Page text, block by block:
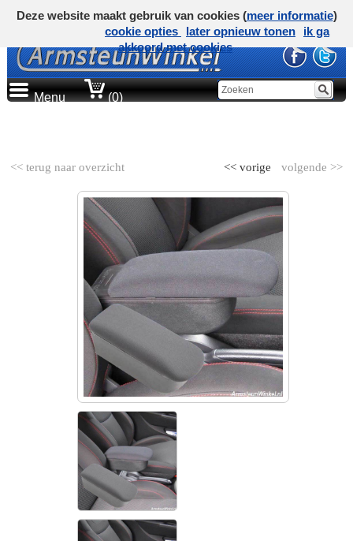
Menu (0)
<< terug naar overzicht volgende >>
<< vorige
Deze website maakt gebruik van cookies (meer informatie)
cookie opties
later opnieuw tonen
ik ga
akkoord met cookies